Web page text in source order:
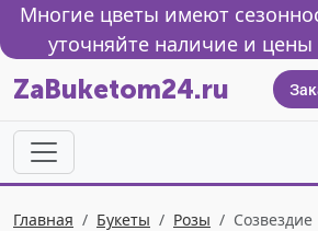
Многие цветы имеют
уточняйте наличие и цены
ZaBuketom24.ru
Главная Букеты Розы Созвездие